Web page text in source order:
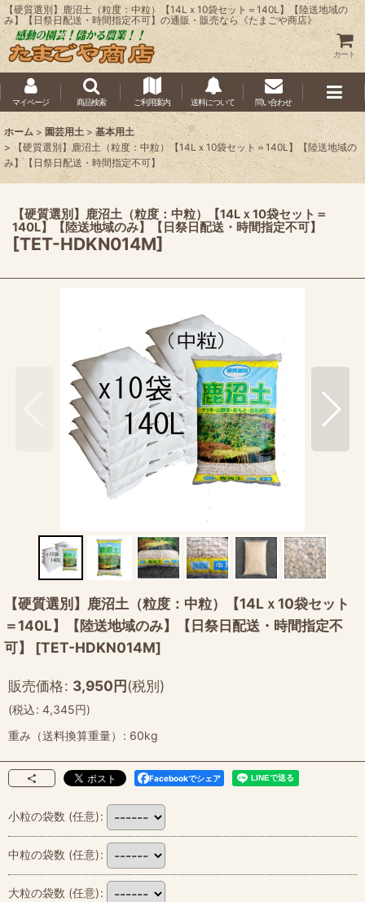
【硬質選別】鹿沼土（粒度：中粒）【14Lｘ10袋セット＝140L】【陸送地域の
み】【日祭日配送・時間指定不可】の通販・販売なら《たまごや商店》
カート
マイページ 商品検索 ご利用案内 送料について 問い合わせ
ホーム > 園芸用土 > 基本用土
> 【硬質選別】鹿沼土（粒度：中粒）【14Lｘ10袋セット＝140L】【陸送地域の
み】【日祭日配送・時間指定不可】
【硬質選別】鹿沼土（粒度：中粒）【14Lｘ10袋セット＝
140L】【陸送地域のみ】【日祭日配送・時間指定不可】
[TET-HDKN014M]
【硬質選別】鹿沼土（粒度：中粒）【14Lｘ10袋セット
＝140L】【陸送地域のみ】【日祭日配送・時間指定不
可】
[TET-HDKN014M]
販売価格: 3,950円(税別)
(税込: 4,345円)
重み（送料換算重量）
: 60kg
Facebookでシェア
小粒の袋数 (任意):
中粒の袋数 (任意):
大粒の袋数 (任意):